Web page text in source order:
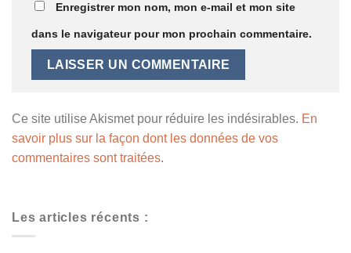
Enregistrer mon nom, mon e-mail et mon site
dans le navigateur pour mon prochain commentaire.
Ce site utilise Akismet pour réduire les indésirables. En
savoir plus sur la façon dont les données de vos
commentaires sont traitées.
Les articles récents :